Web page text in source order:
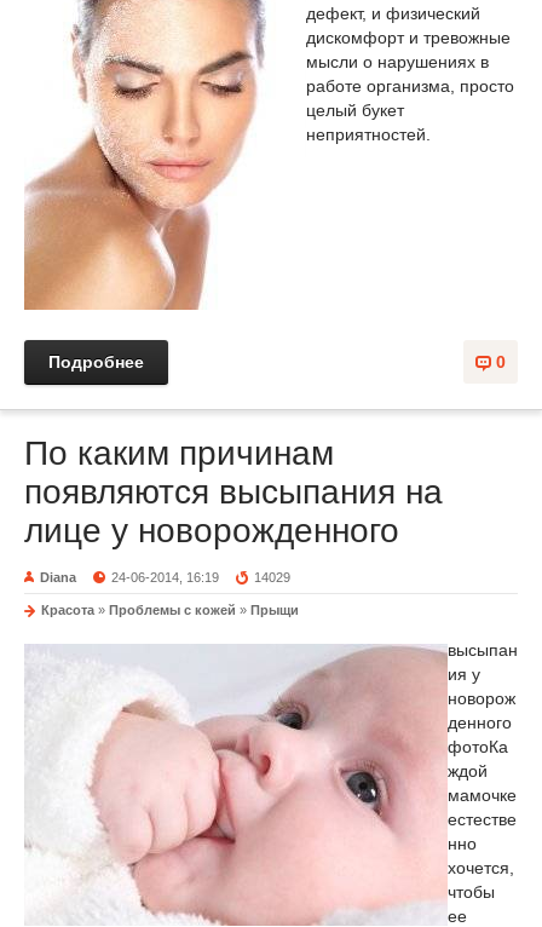
дефект, и физический
дискомфорт и тревожные
мысли о нарушениях в
работе организма, просто
целый букет
неприятностей.
0
Подробнее
По каким причинам
появляются высыпания на
лице у новорожденного
Diana 24-06-2014, 16:19 14029
Красота » Проблемы с кожей » Прыщи
высыпан
ия у
новорож
денного
фотоКа
ждой
мамочке
естестве
нно
хочется,
чтобы
ее